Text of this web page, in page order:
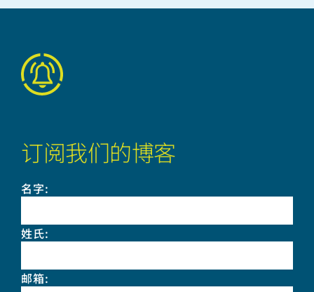
订阅我们的博客
名字:
姓氏:
邮箱: